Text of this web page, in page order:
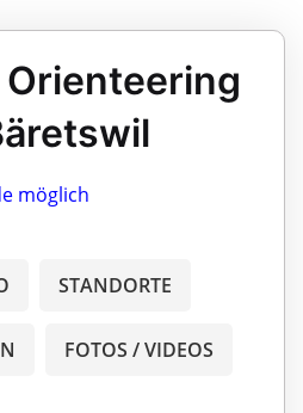
möglich
STANDORTE
FOTOS / VIDEOS